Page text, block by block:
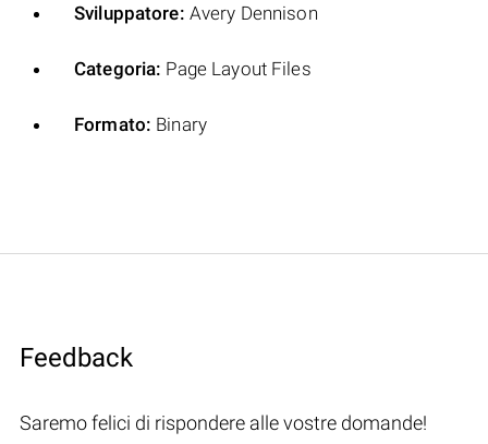
Sviluppatore: Avery Dennison
Categoria: Page Layout Files
Formato: Binary
Feedback
Saremo felici di rispondere alle vostre domande!